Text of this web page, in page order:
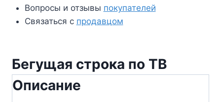
Вопросы и отзывы покупателей
Связаться с продавцом
Бегущая строка по ТВ
Описание